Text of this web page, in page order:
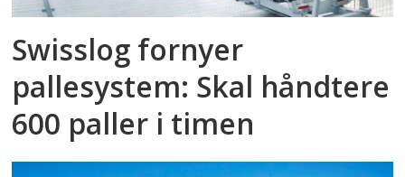
Swisslog fornyer
pallesystem: Skal håndtere
600 paller i timen